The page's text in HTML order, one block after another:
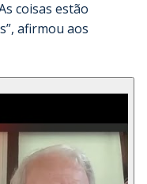
coisas estão
afirmou aos